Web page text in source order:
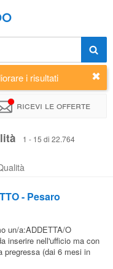
i risultati
Ricevi le offerte
1 - 15 di 22.764
- Pesaro
un/a:ADDETTA/O
inserire nell'ufficio ma con
pregressa (dai 6 mesi in